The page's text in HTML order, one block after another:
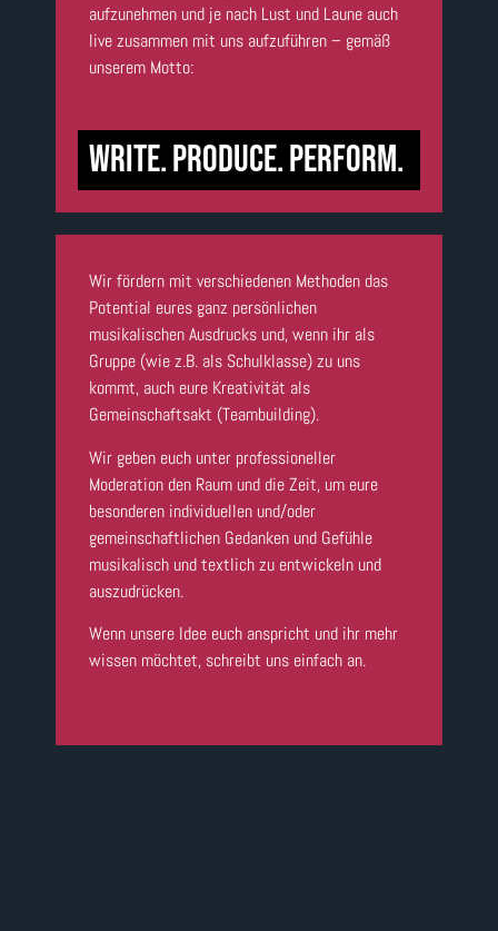
aufzunehmen und je nach Lust und Laune auch
live zusammen mit uns aufzuführen – gemäß
unserem Motto:
WRITE. PRODUCE. PERFORM.
Wir fördern mit verschiedenen Methoden das
Potential eures ganz persönlichen
musikalischen Ausdrucks und, wenn ihr als
Gruppe (wie z.B. als Schulklasse) zu uns
kommt, auch eure Kreativität als
Gemeinschaftsakt (Teambuilding).
Wir geben euch unter professioneller
Moderation den Raum und die Zeit, um eure
besonderen individuellen und/oder
gemeinschaftlichen Gedanken und Gefühle
musikalisch und textlich zu entwickeln und
auszudrücken.
Wenn unsere Idee euch anspricht und ihr mehr
wissen möchtet, schreibt uns einfach an.